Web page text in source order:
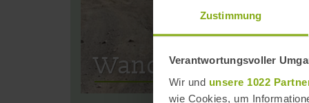
Zustimmung
Verantwortungsvoller
Wir und unsere 1022
wie Cookies, um
Wandern in